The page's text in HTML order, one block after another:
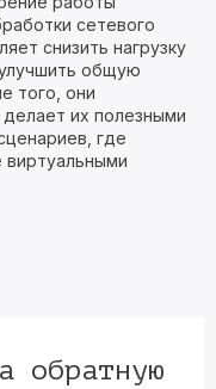
сетевого
снизить нагрузку
общую
того, они
их полезными
где
виртуальными
обратную